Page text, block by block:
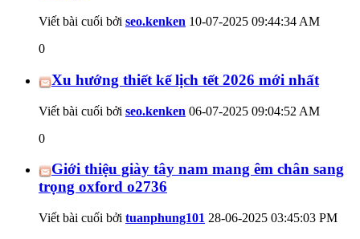
Viết bài cuối bởi seo.kenken 10-07-2025 09:44:34 AM
0
Xu hướng thiết kế lịch tết 2026 mới nhất
Viết bài cuối bởi seo.kenken 06-07-2025 09:04:52 AM
0
Giới thiệu giày tây nam mang êm chân sang
trọng oxford o2736
Viết bài cuối bởi tuanphung101 28-06-2025 03:45:03 PM